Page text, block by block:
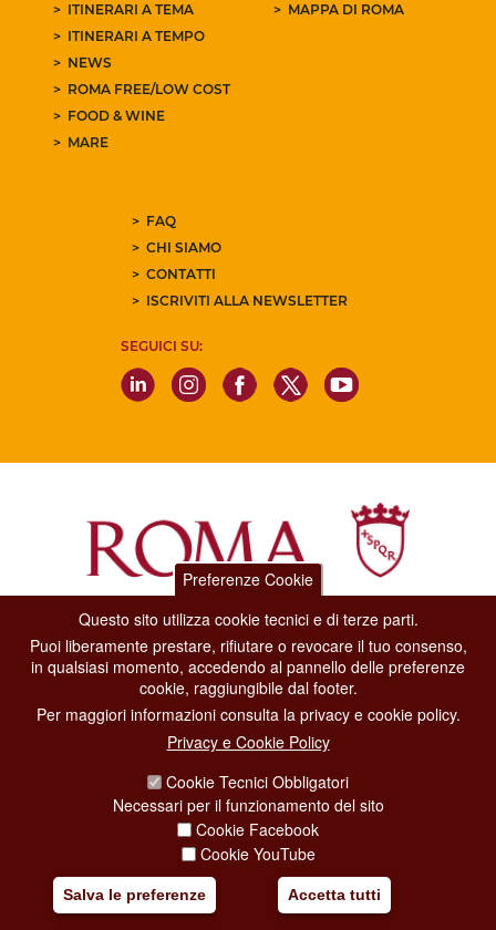
ITINERARI A TEMA
ITINERARI A TEMPO
NEWS
ROMA FREE/LOW COST
FOOD & WINE
MARE
MAPPA DI ROMA
FAQ
CHI SIAMO
CONTATTI
ISCRIVITI ALLA NEWSLETTER
SEGUICI SU:
Dipartimento Grandi Eventi, Sport, Turismo e Moda.
Via di San Basilio, 51
00187 Roma
CONTACT CENTER TEL. 06 06 08
CONTATTA LA REDAZIONE
SOCIAL MEDIA POLICY
Preferenze Cookie
Questo sito utilizza cookie tecnici e di terze parti.
Puoi liberamente prestare, rifiutare o revocare il tuo consenso,
in qualsiasi momento, accedendo al pannello delle preferenze
cookie, raggiungibile dal footer.
Per maggiori informazioni consulta la privacy e cookie policy.
Privacy e Cookie Policy
Cookie Tecnici Obbligatori
Necessari per il funzionamento del sito
Cookie Facebook
Cookie YouTube
Salva le preferenze Accetta tutti